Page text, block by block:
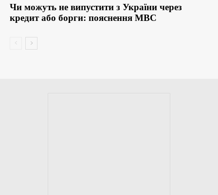
Чи можуть не випустити з України через
кредит або борги: пояснення МВС